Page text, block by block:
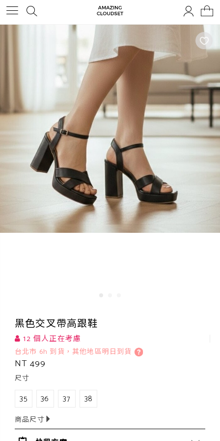
黑色交叉帶高跟鞋
12 個人正在考慮
台北市 6h 到貨，其他地區明日到貨
NT 499
尺寸
35 36 37 38
商品尺寸